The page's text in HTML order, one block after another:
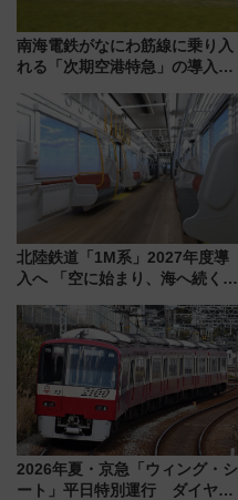
南海電鉄がなにわ筋線に乗り入
れる「次期空港特急」の導入を
日本初の鉄道デザイン
北陸鉄道「1M系」2027年度導
入へ 「空に始まり、海へ続く」
神秘的なデザイン
2026年夏・京急「ウィング・シ
ート」平日特別運行 ダイヤ・